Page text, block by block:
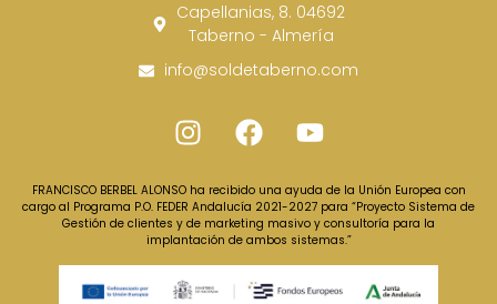
Capellanias, 8. 04692
Taberno - Almería
info@soldetaberno.com
FRANCISCO BERBEL ALONSO ha recibido una ayuda de la Unión Europea con
cargo al Programa P.O. FEDER Andalucía 2021-2027 para “Proyecto Sistema de
Gestión de clientes y de marketing masivo y consultoría para la
implantación de ambos sistemas.”